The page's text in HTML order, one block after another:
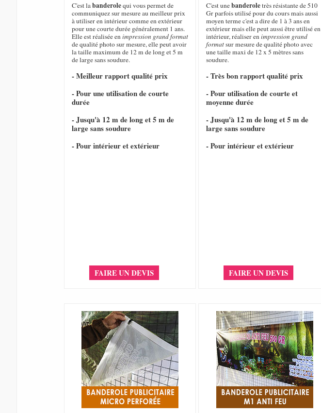
C'est labanderolequi vous permet de
communiquez sur mesure au meilleur prix
à utiliser en intérieur comme en extérieur
pour une courte durée généralement 1 ans.
Elle est réalisée enimpression grand format
de qualité photo sur mesure, elle peut avoir
la taille maximum de 12 m de long et 5 m
de large sans soudure.
- Meilleur rapport qualité prix
- Pour une utilisation de courte
durée
- Jusqu'à 12 m de long et 5 m de
large sans soudure
- Pour intérieur et extérieur
FAIRE UN DEVIS
C'est unebanderoletrès résistante de 510
Gr parfois utilisé pour du cours mais aussi
moyen terme c'est a dire de 1 à 3 ans en
extérieur mais elle peut aussi être utilisé en
intérieur, réaliser enimpression grand
formatsur mesure de qualité photo avec
une taille maxi de 12 x 5 mètres sans
soudure.
- Très bon rapport qualité prix
- Pour utilisation de courte et
moyenne durée
- Jusqu'à 12 m de long et 5 m de
large sans soudure
- Pour intérieur et extérieur
FAIRE UN DEVIS